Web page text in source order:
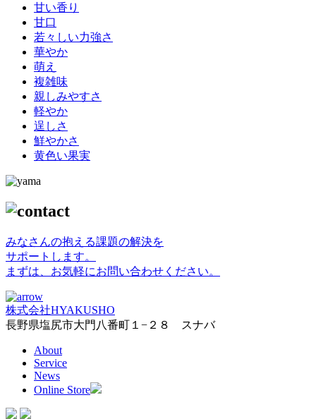
甘い香り
甘口
若々しい力強さ
華やか
萌え
複雑味
親しみやすさ
軽やか
逞しさ
鮮やかさ
黄色い果実
みなさんの抱える課題の解決を
サポートします。
まずは、お気軽にお問い合わせください。
株式会社HYAKUSHO
長野県塩尻市大門八番町１−２８ スナバ
About
Service
News
Online Store